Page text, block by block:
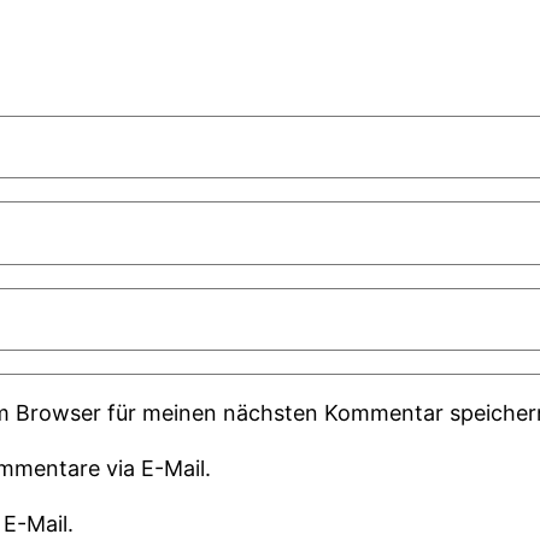
Browser für meinen nächsten Kommentar
via E-Mail.
Mail.